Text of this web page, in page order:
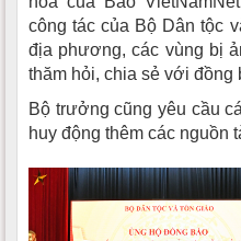
công tác của Bộ Dân tộc
địa phương, các vùng bị
thăm hỏi, chia sẻ với đồng
Bộ trưởng cũng yêu cầu
huy động thêm các nguồn